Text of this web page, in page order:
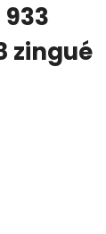
zingué